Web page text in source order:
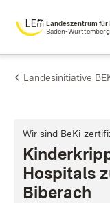
Zum Inhalt
Landeszentrum für
Baden-Württemberg
Landesinitiative
Wir sind BeKi-
Hospitals
Biberach